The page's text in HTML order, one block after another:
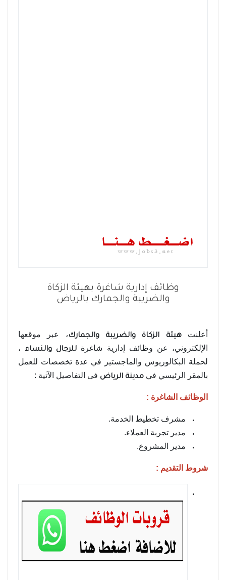
وظائف إدارية شاغرة بهيئة الزكاة
والضريبة والجمارك بالرياض
أعلنتهيئة الزكاة والضريبة والجمارك، عبر موقعها
الإلكتروني، عن وظائف إدارية شاغرة للرجال والنساء ،
لحملة البكالوريوس والماجستير في عدة تخصصات للعمل
بالمقر الرئيسي في مدينة الرياض فى التفاصيل الآتية :
الوظائف الشاغرة :
مشرف تخطيط الخدمة.
مدير تجربة العملاء.
مدير المشروع.
شروط التقديم :